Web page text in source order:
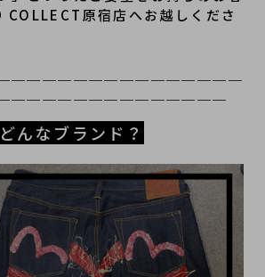
COLLECT原宿店へお越しくださ
んなブランド？